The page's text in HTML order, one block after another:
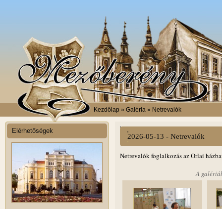
Kezdőlap » Galéria » Netrevalók
Elérhetőségek
2026-05-13 - Netrevalók
Netrevalók foglalkozás az Orlai
A